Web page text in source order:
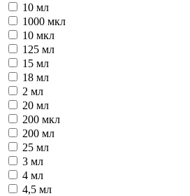
10 мл
1000 мкл
10 мкл
125 мл
15 мл
18 мл
2 мл
20 мл
200 мкл
200 мл
25 мл
3 мл
4 мл
4,5 мл